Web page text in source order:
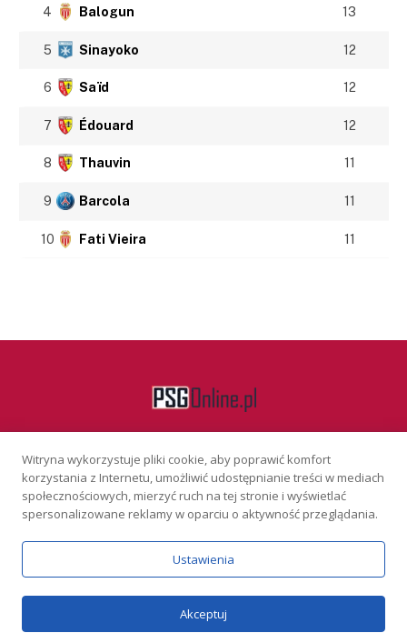
4 Balogun 13
5 Sinayoko 12
6 Saïd 12
7 Édouard 12
8 Thauvin 11
9 Barcola 11
10 Fati Vieira 11
Facebook
KONTAKT REKLAMA POLITYKA PRYWATNOŚCI
Serwis wyłącznie dla osób powyżej 18 lat. Hazard może uzależniać.
Graj odpowiedzialnie.Szczegóły
Copyright © 2026 PSGonline.pl
Witryna wykorzystuje pliki cookie, aby poprawić komfort
korzystania z Internetu, umożliwić udostępnianie treści w mediach
społecznościowych, mierzyć ruch na tej stronie i wyświetlać
spersonalizowane reklamy w oparciu o aktywność przeglądania.
Ustawienia
Akceptuj